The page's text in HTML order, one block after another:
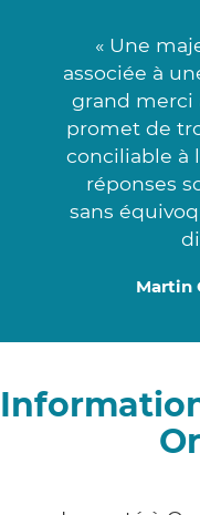
« Une
associée à
grand merci
promet de
conciliable à
réponses
sans
Martin